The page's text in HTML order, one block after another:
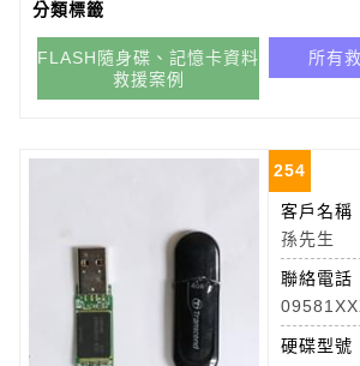
分類標籤
FLASH隨身碟、記憶卡資料
救援案例
所有
254
客戶名稱
孫先生
聯絡電話
硬碟型號